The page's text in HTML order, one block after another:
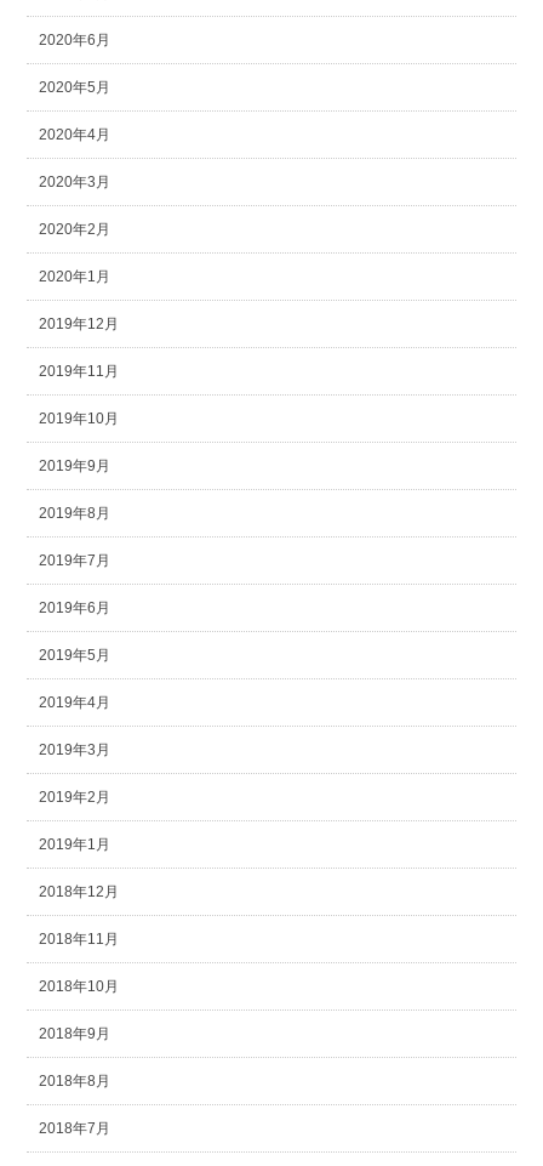
2020年6月
2020年5月
2020年4月
2020年3月
2020年2月
2020年1月
2019年12月
2019年11月
2019年10月
2019年9月
2019年8月
2019年7月
2019年6月
2019年5月
2019年4月
2019年3月
2019年2月
2019年1月
2018年12月
2018年11月
2018年10月
2018年9月
2018年8月
2018年7月